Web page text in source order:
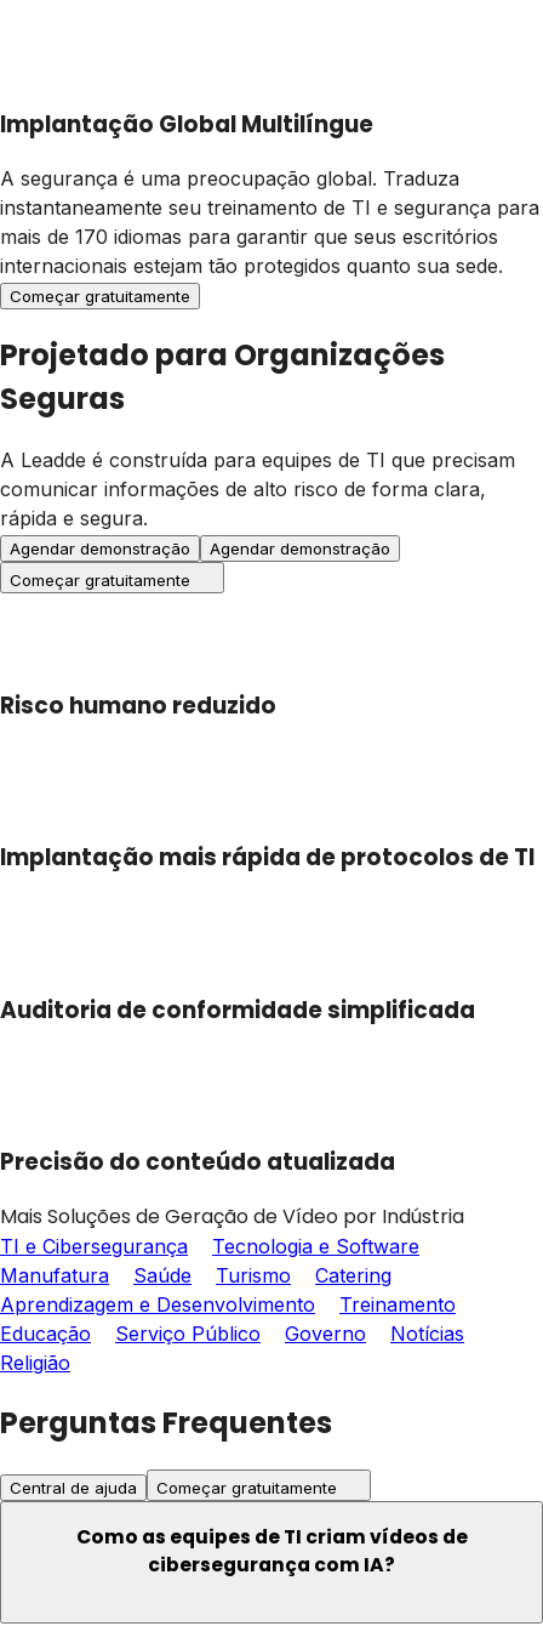
Implantação Global Multilíngue
A segurança é uma preocupação global. Traduza
instantaneamente seu treinamento de TI e segurança para
mais de 170 idiomas para garantir que seus escritórios
internacionais estejam tão protegidos quanto sua sede.
Começar gratuitamente
Projetado para Organizações
Seguras
A Leadde é construída para equipes de TI que precisam
comunicar informações de alto risco de forma clara,
rápida e segura.
Agendar demonstração
Agendar demonstração
Começar gratuitamente
Risco humano reduzido
Implantação mais rápida de protocolos de TI
Auditoria de conformidade simplificada
Precisão do conteúdo atualizada
Mais Soluções de Geração de Vídeo por Indústria
TI e Cibersegurança
Tecnologia e Software
Manufatura
Saúde Turismo
Catering
Aprendizagem e Desenvolvimento
Treinamento
Educação
Serviço Público Governo
Notícias
Religião
Perguntas Frequentes
Central de ajuda Começar gratuitamente
Como as equipes de TI criam vídeos de
cibersegurança com IA?